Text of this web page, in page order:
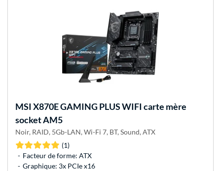
MSI X870E GAMING PLUS WIFI carte mère
socket AM5
Noir, RAID, 5Gb-LAN, Wi-Fi 7, BT, Sound, ATX
(1)
Facteur de forme: ATX
Graphique: 3x PCIe x16